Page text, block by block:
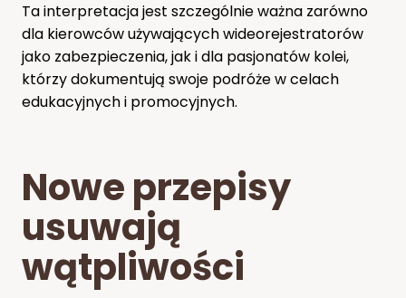
Ta interpretacja jest szczególnie ważna zarówno
dla kierowców używających wideorejestratorów
jako zabezpieczenia, jak i dla pasjonatów kolei,
którzy dokumentują swoje podróże w celach
edukacyjnych i promocyjnych.
Nowe przepisy
usuwają
wątpliwości